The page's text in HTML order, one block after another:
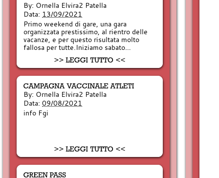
By: Ornella Elvira2 Patella
Data: 13/09/2021
Primo weekend di gare, una gara
organizzata prestissimo, al rientro delle
vacanze, e per questo risultata molto
fallosa per tutte.Iniziamo sabato…
By: Ornella Elvira2 Patella
Data: 09/08/2021
info Fgi